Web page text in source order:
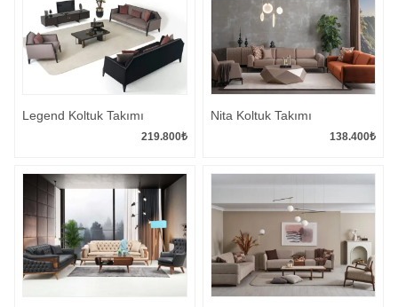
Legend Koltuk Takımı
219.800₺
Nita Koltuk Takımı
138.400₺